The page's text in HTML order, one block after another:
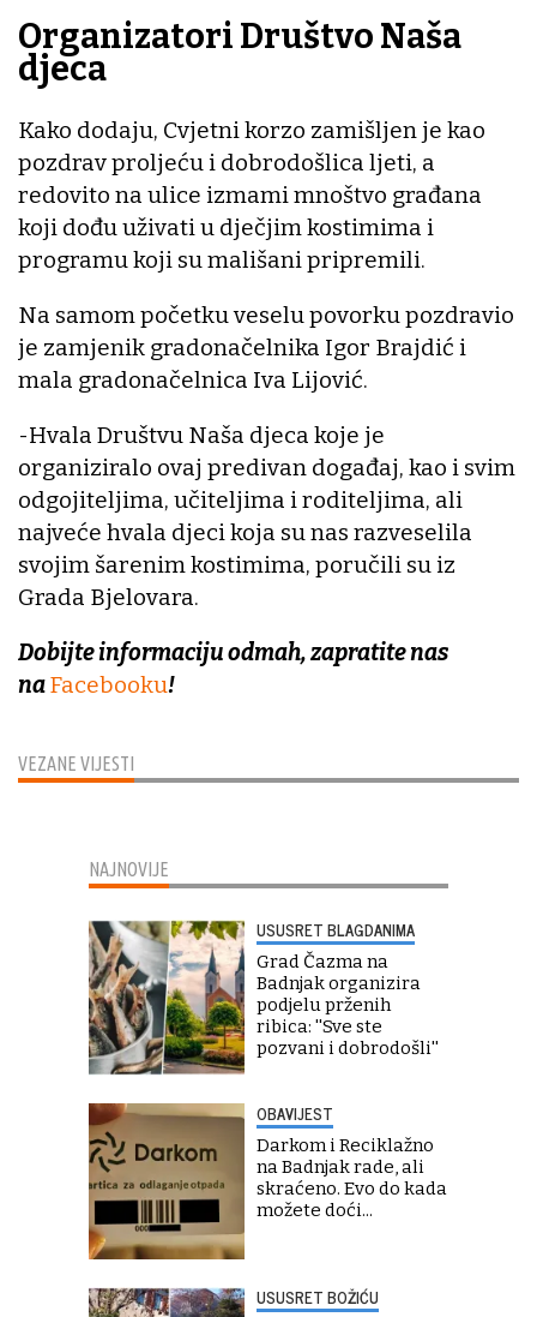
VEZANE VIJESTI
Organizatori Društvo Naša
djeca
Kako dodaju, Cvjetni korzo zamišljen je kao
pozdrav proljeću i dobrodošlica ljeti, a
redovito na ulice izmami mnoštvo građana
koji dođu uživati u dječjim kostimima i
programu koji su mališani pripremili.
Na samom početku veselu povorku pozdravio
je zamjenik gradonačelnika Igor Brajdić i
mala gradonačelnica Iva Lijović.
-Hvala Društvu Naša djeca koje je
organiziralo ovaj predivan događaj, kao i svim
odgojiteljima, učiteljima i roditeljima, ali
najveće hvala djeci koja su nas razveselila
svojim šarenim kostimima, poručili su iz
Grada Bjelovara.
Dobijte informaciju odmah, zapratite nas
naFacebooku!
NAJNOVIJE
USUSRET BLAGDANIMA
Grad Čazma na
Badnjak organizira
podjelu prženih
ribica: ''Sve ste
pozvani i dobrodošli''
OBAVIJEST
Darkom i Reciklažno
na Badnjak rade, ali
skraćeno. Evo do kada
možete doći...
USUSRET BOŽIĆU